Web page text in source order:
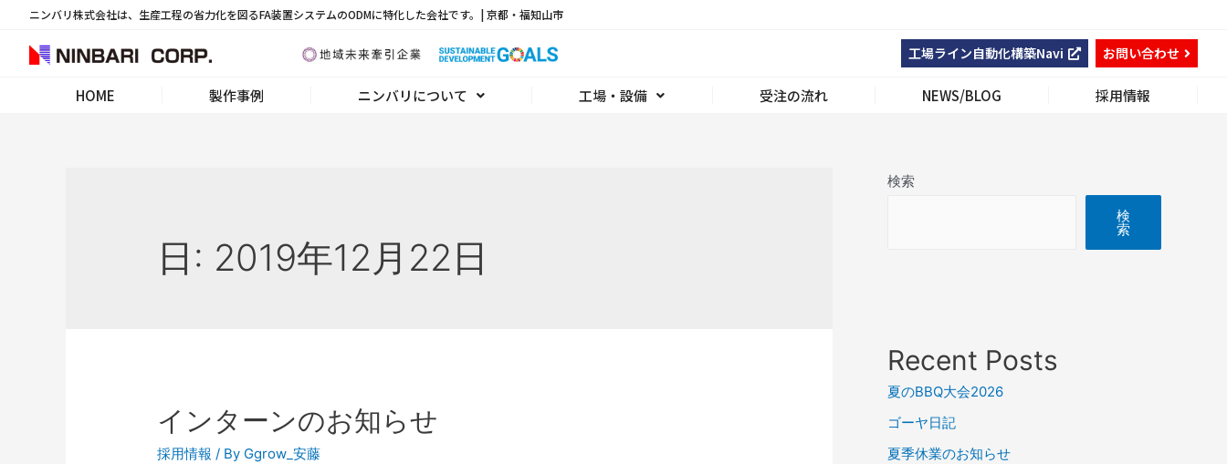
ニンバリ株式会社は、生産工程の省力化を図るFA装置システムのODMに特化した会社です。| 京都・福知山市
工場ライン自動化構築Navi お問い合わせ
HOME 製作事例 ニンバリについて 工場・設備 受注の流れ NEWS/BLOG 採用情報
日: 2019年12月22日
インターンのお知らせ
採用情報 / By Ggrow_安藤
検索
検
索
Recent Posts
夏のBBQ大会2026
ゴーヤ日記
夏季休業のお知らせ